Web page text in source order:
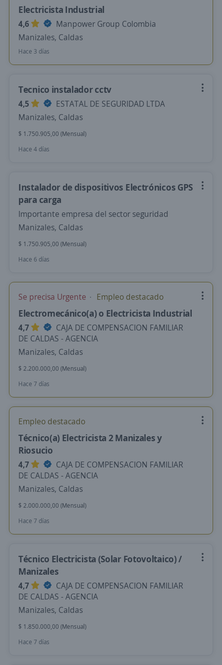
Electricista Industrial
4,6
Manpower Group Colombia
Manizales, Caldas
Hace 3 días
Tecnico instalador cctv
4,5
ESTATAL DE SEGURIDAD LTDA
Manizales, Caldas
$ 1.750.905,00 (Mensual)
Hace 4 días
Instalador de dispositivos Electrónicos GPS
para carga
Importante empresa del sector seguridad
Manizales, Caldas
$ 1.750.905,00 (Mensual)
Hace 6 días
Se precisa Urgente Empleo destacado
Electromecánico(a) o Electricista Industrial
4,7
CAJA DE COMPENSACION FAMILIAR
DE CALDAS - AGENCIA
Manizales, Caldas
$ 2.200.000,00 (Mensual)
Hace 7 días
Empleo destacado
Técnico(a) Electricista 2 Manizales y
Riosucio
4,7
CAJA DE COMPENSACION FAMILIAR
DE CALDAS - AGENCIA
Manizales, Caldas
$ 2.000.000,00 (Mensual)
Hace 7 días
Técnico Electricista (Solar Fotovoltaico) /
Manizales
4,7
CAJA DE COMPENSACION FAMILIAR
DE CALDAS - AGENCIA
Manizales, Caldas
$ 1.850.000,00 (Mensual)
Hace 7 días